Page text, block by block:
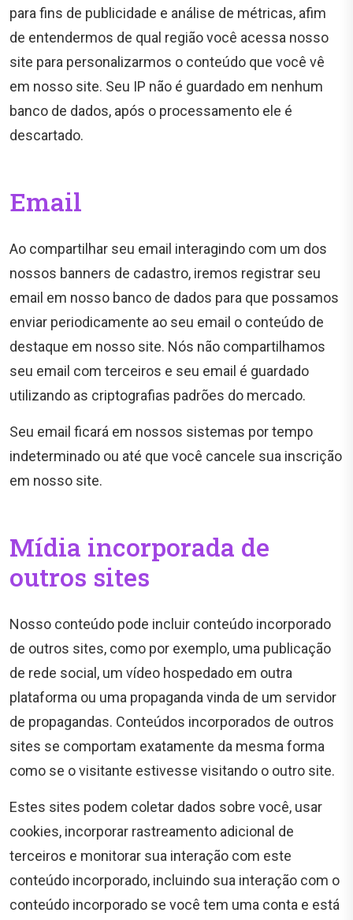
para fins de publicidade e análise de métricas, afim
de entendermos de qual região você acessa nosso
site para personalizarmos o conteúdo que você vê
em nosso site. Seu IP não é guardado em nenhum
banco de dados, após o processamento ele é
descartado.
Email
Ao compartilhar seu email interagindo com um dos
nossos banners de cadastro, iremos registrar seu
email em nosso banco de dados para que possamos
enviar periodicamente ao seu email o conteúdo de
destaque em nosso site. Nós não compartilhamos
seu email com terceiros e seu email é guardado
utilizando as criptografias padrões do mercado.
Seu email ficará em nossos sistemas por tempo
indeterminado ou até que você cancele sua inscrição
em nosso site.
Mídia incorporada de
outros sites
Nosso conteúdo pode incluir conteúdo incorporado
de outros sites, como por exemplo, uma publicação
de rede social, um vídeo hospedado em outra
plataforma ou uma propaganda vinda de um servidor
de propagandas. Conteúdos incorporados de outros
sites se comportam exatamente da mesma forma
como se o visitante estivesse visitando o outro site.
Estes sites podem coletar dados sobre você, usar
cookies, incorporar rastreamento adicional de
terceiros e monitorar sua interação com este
conteúdo incorporado, incluindo sua interação com o
conteúdo incorporado se você tem uma conta e está